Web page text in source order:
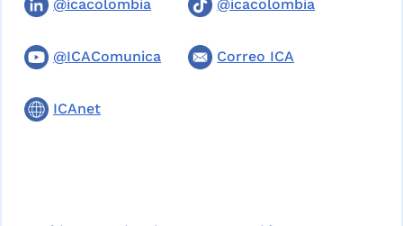
@icacolombia @icacolombia
@ICAComunica Correo ICA
ICAnet